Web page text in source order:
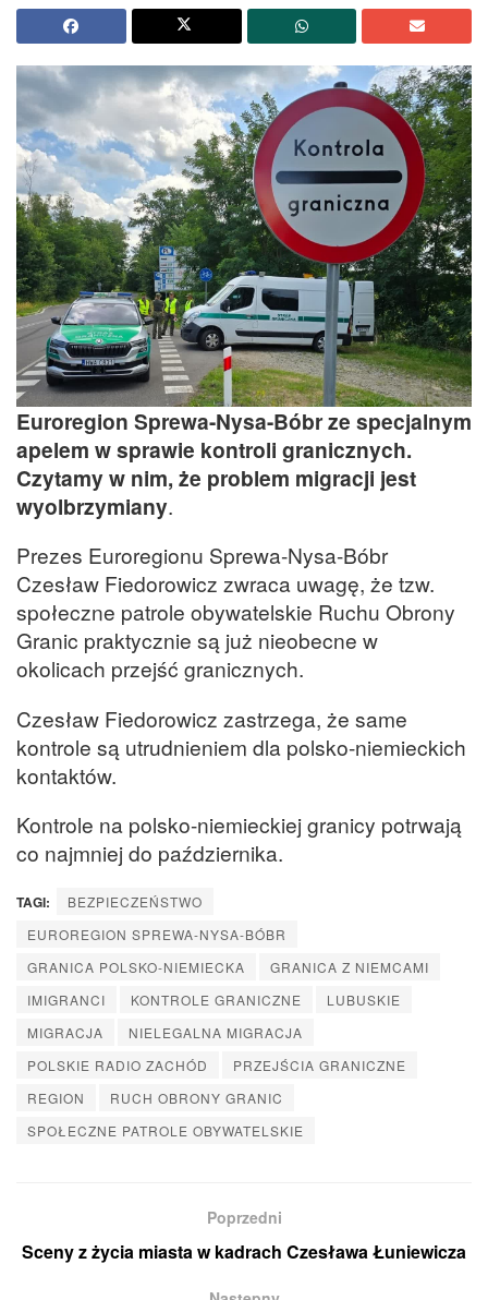
Euroregion Sprewa-Nysa-Bóbr ze specjalnym
apelem w sprawie kontroli granicznych.
Czytamy w nim, że problem migracji jest
wyolbrzymiany.
Prezes Euroregionu Sprewa-Nysa-Bóbr
Czesław Fiedorowicz zwraca uwagę, że tzw.
społeczne patrole obywatelskie Ruchu Obrony
Granic praktycznie są już nieobecne w
okolicach przejść granicznych.
Czesław Fiedorowicz zastrzega, że same
kontrole są utrudnieniem dla polsko-niemieckich
kontaktów.
Kontrole na polsko-niemieckiej granicy potrwają
co najmniej do października.
TAGI:
BEZPIECZEŃSTWO
EUROREGION SPREWA-NYSA-BÓBR
GRANICA POLSKO-NIEMIECKA
GRANICA Z NIEMCAMI
IMIGRANCI
KONTROLE GRANICZNE
LUBUSKIE
MIGRACJA
NIELEGALNA MIGRACJA
POLSKIE RADIO ZACHÓD
PRZEJŚCIA GRANICZNE
REGION
RUCH OBRONY GRANIC
SPOŁECZNE PATROLE OBYWATELSKIE
Poprzedni
Sceny z życia miasta w kadrach Czesława Łuniewicza